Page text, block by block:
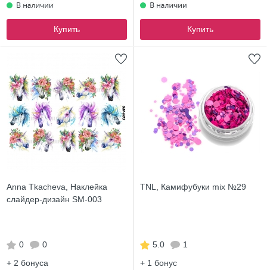
Купить Купить
Anna Tkacheva, Наклейка
слайдер-дизайн SM-003
0
0
+ 2 бонуса
TNL, Камифубуки mix №29
5.0
1
+ 1 бонус